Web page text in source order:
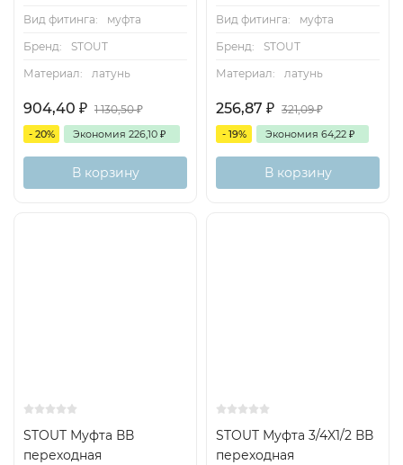
Вид фитинга:
муфта
Бренд:
STOUT
Материал:
латунь
904,40 ₽ 1 130,50₽
- 20% Экономия 226,10 ₽
В корзину
Вид фитинга:
муфта
Бренд:
STOUT
Материал:
латунь
256,87 ₽ 321,09₽
- 19% Экономия 64,22 ₽
В корзину
STOUT Муфта ВВ
переходная
STOUT Муфта 3/4X1/2 ВВ
переходная